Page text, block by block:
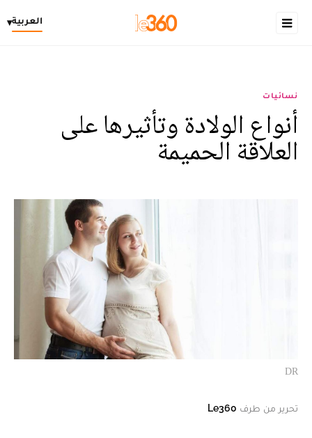
العربية▾
نسائيات
أنواع الولادة وتأثيرها على
العلاقة الحميمة
DR
تحرير من طرف Le360